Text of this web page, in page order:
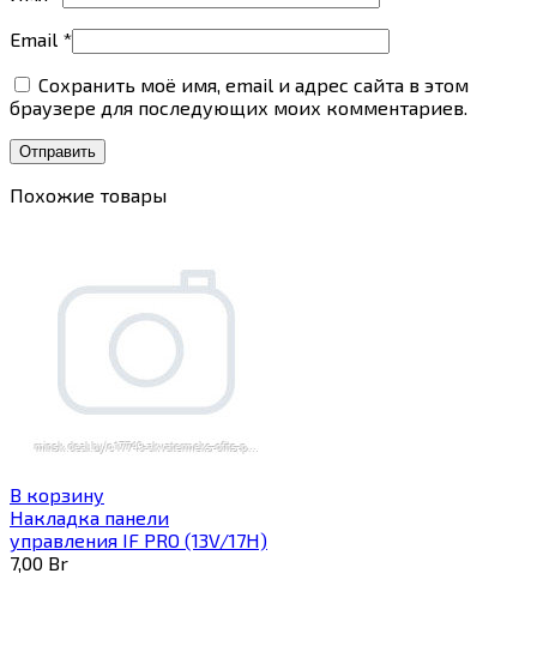
Email *
Сохранить моё имя, email и адрес сайта в этом
браузере для последующих моих комментариев.
Похожие товары
В корзину
Накладка панели
управления IF PRO (13V/17H)
7,00 Br